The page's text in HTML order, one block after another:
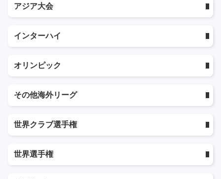
アジア大会
インターハイ
オリンピック
その他海外リーグ
世界クラブ選手権
世界選手権